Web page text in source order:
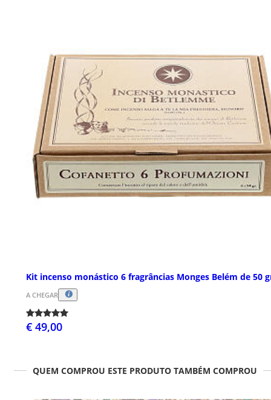
Kit incenso monástico 6 fragrâncias Monges Belém de 50
A CHEGAR
€ 49,00
QUEM COMPROU ESTE PRODUTO TAMBÉM COMPROU